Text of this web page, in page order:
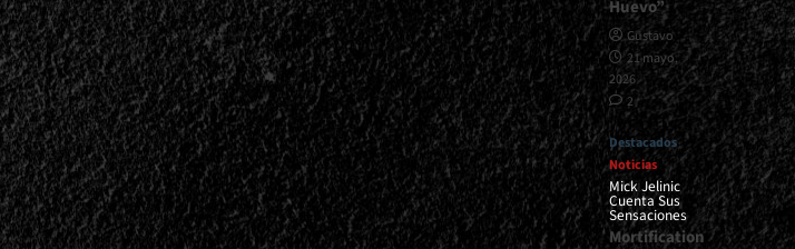
Huevo”
Gustavo
21 mayo,
2026
2
Destacados
Noticias
Mick Jelinic
Cuenta Sus
Sensaciones
Mortification